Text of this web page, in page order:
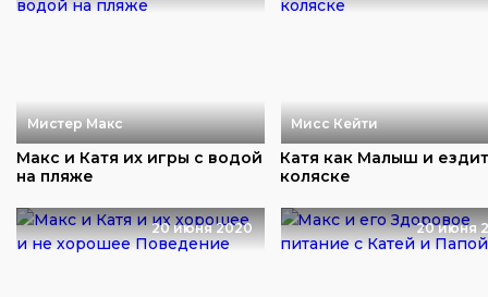
Мистер Макс
Макс и Катя их игры с водой
на пляже
Мисс Кейти
Катя как Малыш и
коляске
20 июня 2020 20 июня